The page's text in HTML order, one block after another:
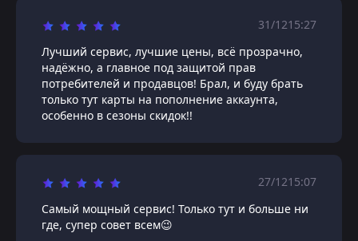
31/1215:27
Лучший сервис, лучшие цены, всё прозрачно,
надёжно, а главное под защитой прав
потребителей и продавцов! Брал, и буду брать
только тут карты на пополнение аккаунта,
особенно в сезоны скидок!!
27/1215:07
Самый мощный сервис! Только тут и больше ни
где, супер совет всем😉